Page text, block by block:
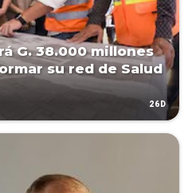
G. 38.000 millones
su red de Salud
26D